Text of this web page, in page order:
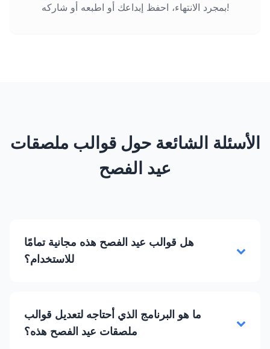
بمجرد الانتهاء، احفظ إبداعك أو اطبعه أو شاركه!
الأسئلة الشائعة حول قوالب ملصقات
عيد الفصح
هل قوالب عيد الفصح هذه مجانية تمامًا
للاستخدام؟
ما هو البرنامج الذي أحتاجه لتعديل قوالب
ملصقات عيد الفصح هذه؟